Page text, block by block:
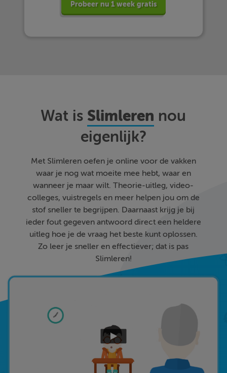
Probeer nu 1 week gratis
Wat is Slimleren nou
eigenlijk?
Met Slimleren oefen je online voor de vakken
waar je nog wat moeite mee hebt, waar en
wanneer je maar wilt. Theorie-uitleg, video-
colleges, vuistregels en meer helpen jou om de
stof sneller te begrijpen. Daarnaast krijg je bij
ieder fout gegeven antwoord direct een heldere
uitleg hoe je de vraag het beste kunt oplossen.
Zo leer je sneller en effectiever; dat is pas
Slimleren!